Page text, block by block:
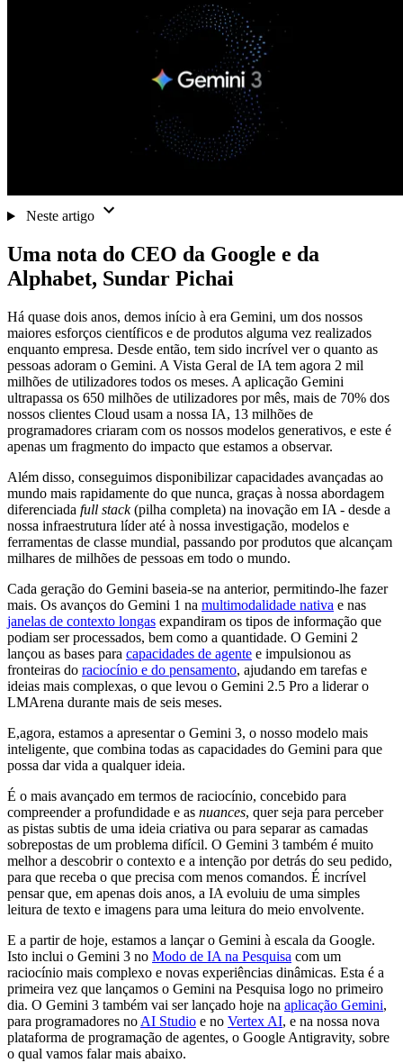
Neste artigo
Uma nota do CEO da Google e da
Alphabet, Sundar Pichai
Há quase dois anos, demos início à era Gemini, um dos nossos
maiores esforços científicos e de produtos alguma vez realizados
enquanto empresa. Desde então, tem sido incrível ver o quanto as
pessoas adoram o Gemini. A Vista Geral de IA tem agora 2 mil
milhões de utilizadores todos os meses. A aplicação Gemini
ultrapassa os 650 milhões de utilizadores por mês, mais de 70% dos
nossos clientes Cloud usam a nossa IA, 13 milhões de
programadores criaram com os nossos modelos generativos, e este é
apenas um fragmento do impacto que estamos a observar.
Além disso, conseguimos disponibilizar capacidades avançadas ao
mundo mais rapidamente do que nunca, graças à nossa abordagem
diferenciada full stack(pilha completa) na inovação em IA - desde a
nossa infraestrutura líder até à nossa investigação, modelos e
ferramentas de classe mundial, passando por produtos que alcançam
milhares de milhões de pessoas em todo o mundo.
Cada geração do Gemini baseia-se na anterior, permitindo-lhe fazer
mais. Os avanços do Gemini 1 na multimodalidade nativa e nas
janelas de contexto longas expandiram os tipos de informação que
podiam ser processados, bem como a quantidade. O Gemini 2
lançou as bases para capacidades de agente e impulsionou as
fronteiras do raciocínio e do pensamento, ajudando em tarefas e
ideias mais complexas, o que levou o Gemini 2.5 Pro a liderar o
LMArena durante mais de seis meses.
E,agora, estamos a apresentar o Gemini 3, o nosso modelo mais
inteligente, que combina todas as capacidades do Gemini para que
possa dar vida a qualquer ideia.
É o mais avançado em termos de raciocínio, concebido para
compreender a profundidade e as nuances, quer seja para perceber
as pistas subtis de uma ideia criativa ou para separar as camadas
sobrepostas de um problema difícil. O Gemini 3 também é muito
melhor a descobrir o contexto e a intenção por detrás do seu pedido,
para que receba o que precisa com menos comandos. É incrível
pensar que, em apenas dois anos, a IA evoluiu de uma simples
leitura de texto e imagens para uma leitura do meio envolvente.
E a partir de hoje, estamos a lançar o Gemini à escala da Google.
Isto inclui o Gemini 3 no Modo de IA na Pesquisa com um
raciocínio mais complexo e novas experiências dinâmicas. Esta é a
primeira vez que lançamos o Gemini na Pesquisa logo no primeiro
dia. O Gemini 3 também vai ser lançado hoje na aplicação Gemini,
para programadores no AI Studio e no Vertex AI, e na nossa nova
plataforma de programação de agentes, o Google Antigravity, sobre
o qual vamos falar mais abaixo.